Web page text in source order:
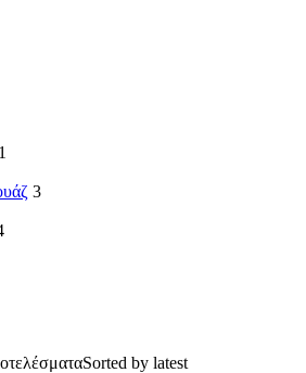
1
3
Sorted by latest